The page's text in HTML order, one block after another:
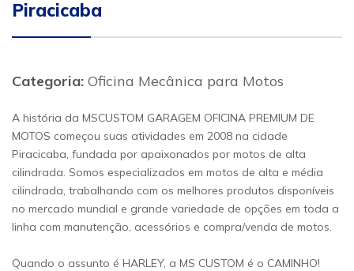
Piracicaba
Categoria: Oficina Mecânica para Motos
A história da MSCUSTOM GARAGEM OFICINA PREMIUM DE
MOTOS começou suas atividades em 2008 na cidade
Piracicaba, fundada por apaixonados por motos de alta
cilindrada. Somos especializados em motos de alta e média
cilindrada, trabalhando com os melhores produtos disponíveis
no mercado mundial e grande variedade de opções em toda a
linha com manutenção, acessórios e compra/venda de motos.
Quando o assunto é HARLEY, a MS CUSTOM é o CAMINHO!